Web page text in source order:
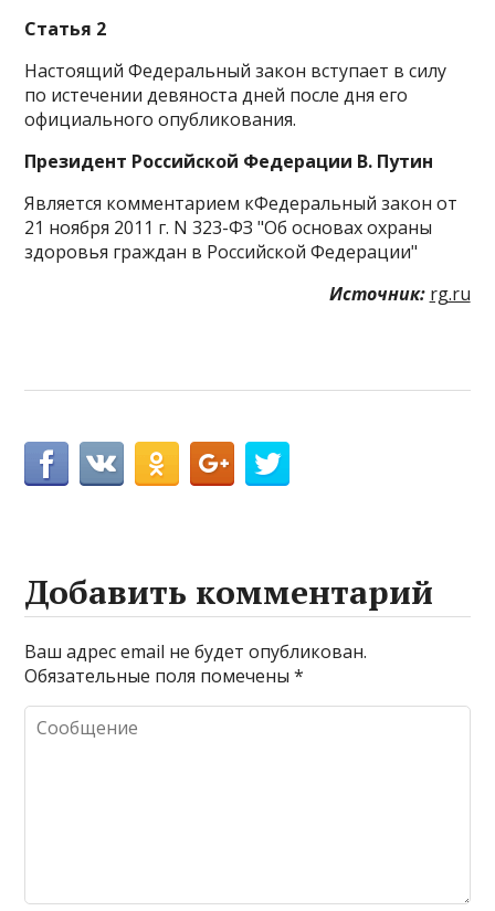
Статья 2
Настоящий Федеральный закон вступает в силу
по истечении девяноста дней после дня его
официального опубликования.
Президент Российской Федерации В. Путин
Является комментарием кФедеральный закон от
21 ноября 2011 г. N 323-ФЗ "Об основах охраны
здоровья граждан в Российской Федерации"
Источник: rg.ru
Добавить комментарий
Ваш адрес email не будет опубликован.
Обязательные поля помечены*